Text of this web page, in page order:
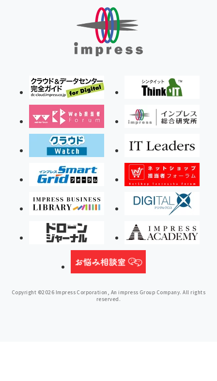
Copyright ©2026 Impress Corporation, An impress Group Company. All rights
reserved.